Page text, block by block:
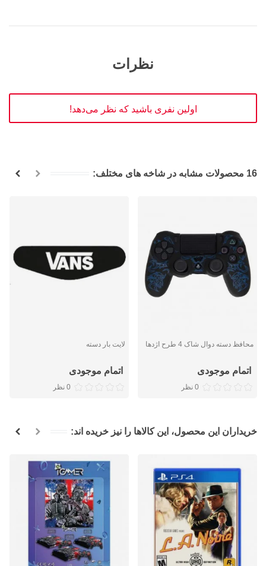
نظرات
اولین نفری باشید که نظر می‌دهد!
16 محصولات مشابه در شاخه های مختلف:
محافظ دسته دوال شاک 4 طرح اژدها
اتمام موجودی
0 نظر
لایت بار دسته
اتمام موجودی
0 نظر
خریداران این محصول، این کالاها را نیز خریده اند: